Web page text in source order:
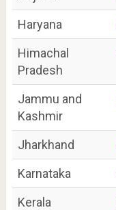
Haryana
Himachal
Pradesh
Jammu and
Kashmir
Jharkhand
Karnataka
Kerala